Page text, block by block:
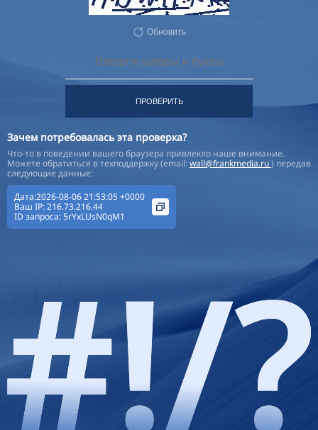
Обновить
ПРОВЕРИТЬ
Зачем потребовалась эта проверка?
Что-то в поведении вашего браузера привлекло наше внимание.
Можете обратиться в техподдержку (email:wall@frankmedia.ru) передав
следующие данные:
Дата:2026-08-06 21:53:05 +0000
Ваш IP:216.73.216.44
ID запроса:5rYxLUsN0qM1